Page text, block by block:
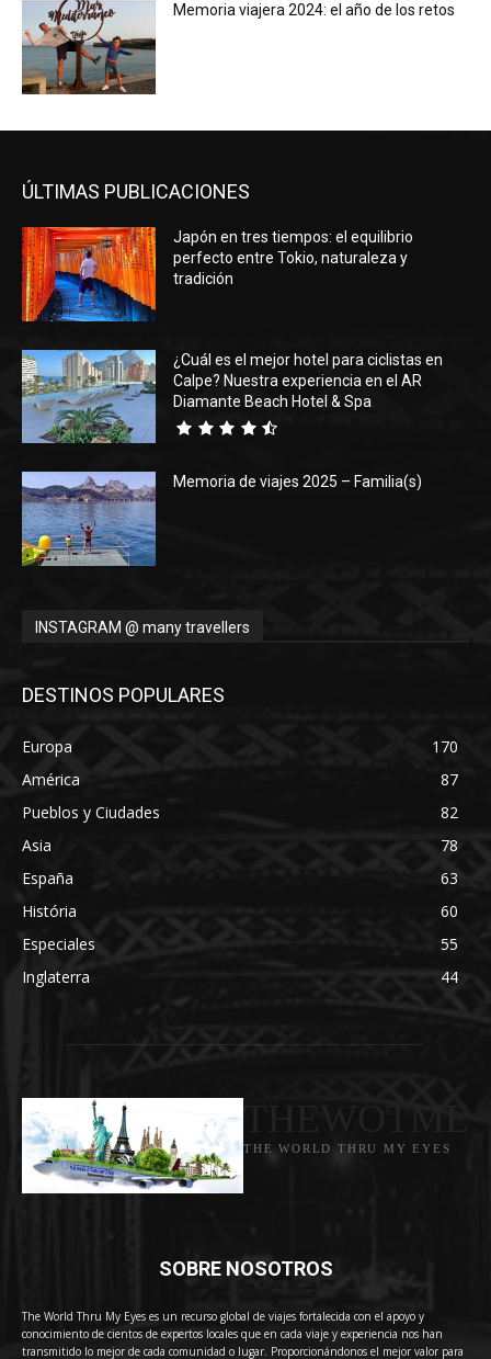
Memoria viajera 2024: el año de los retos
ÚLTIMAS PUBLICACIONES
Japón en tres tiempos: el equilibrio
perfecto entre Tokio, naturaleza y
tradición
¿Cuál es el mejor hotel para ciclistas en
Calpe? Nuestra experiencia en el AR
Diamante Beach Hotel & Spa
Memoria de viajes 2025 – Familia(s)
INSTAGRAM @ many travellers
DESTINOS POPULARES
Europa
170
América
87
Pueblos y Ciudades
82
Asia
78
España
63
História
60
Especiales
55
Inglaterra
44
THE WORLD THRU MY EYES
SOBRE NOSOTROS
The World Thru My Eyes es un recurso global de viajes fortalecida con el apoyo y
conocimiento de cientos de expertos locales que en cada viaje y experiencia nos han
transmitido lo mejor de cada comunidad o lugar. Proporcionándonos el mejor valor para